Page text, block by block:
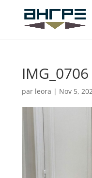
IMG_0706
par leora | Nov 5,